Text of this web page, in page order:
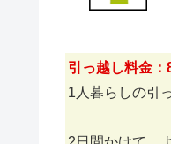
引っ越し料金：
1人暮らしの引